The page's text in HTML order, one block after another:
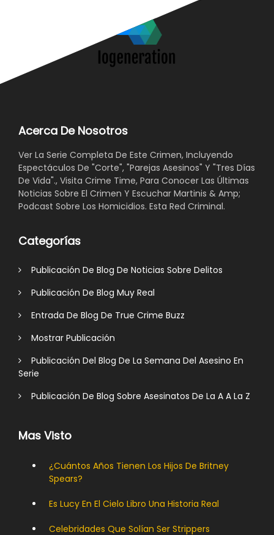
Acerca De Nosotros
Ver La Serie Completa De Este Crimen, Incluyendo
Espectáculos De "Corte", "Parejas Asesinos" Y "Tres Días
De Vida"., Visita Crime Time, Para Conocer Las Últimas
Noticias Sobre El Crimen Y Escuchar Martinis & Amp;
Podcast Sobre Los Homicidios. Esta Red Criminal.
Categorías
Publicación De Blog De Noticias Sobre Delitos
Publicación De Blog Muy Real
Entrada De Blog De True Crime Buzz
Mostrar Publicación
Publicación Del Blog De La Semana Del Asesino En
Serie
Publicación De Blog Sobre Asesinatos De La A A La Z
Mas Visto
¿Cuántos Años Tienen Los Hijos De Britney
Spears?
Es Lucy En El Cielo Libro Una Historia Real
Celebridades Que Solían Ser Strippers